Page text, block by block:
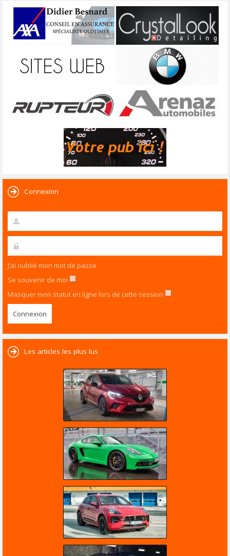
Connexion
J’ai oublié mon mot de passe
Se souvenir de moi
Masquer mon statut en ligne lors de cette session
Les articles les plus lus